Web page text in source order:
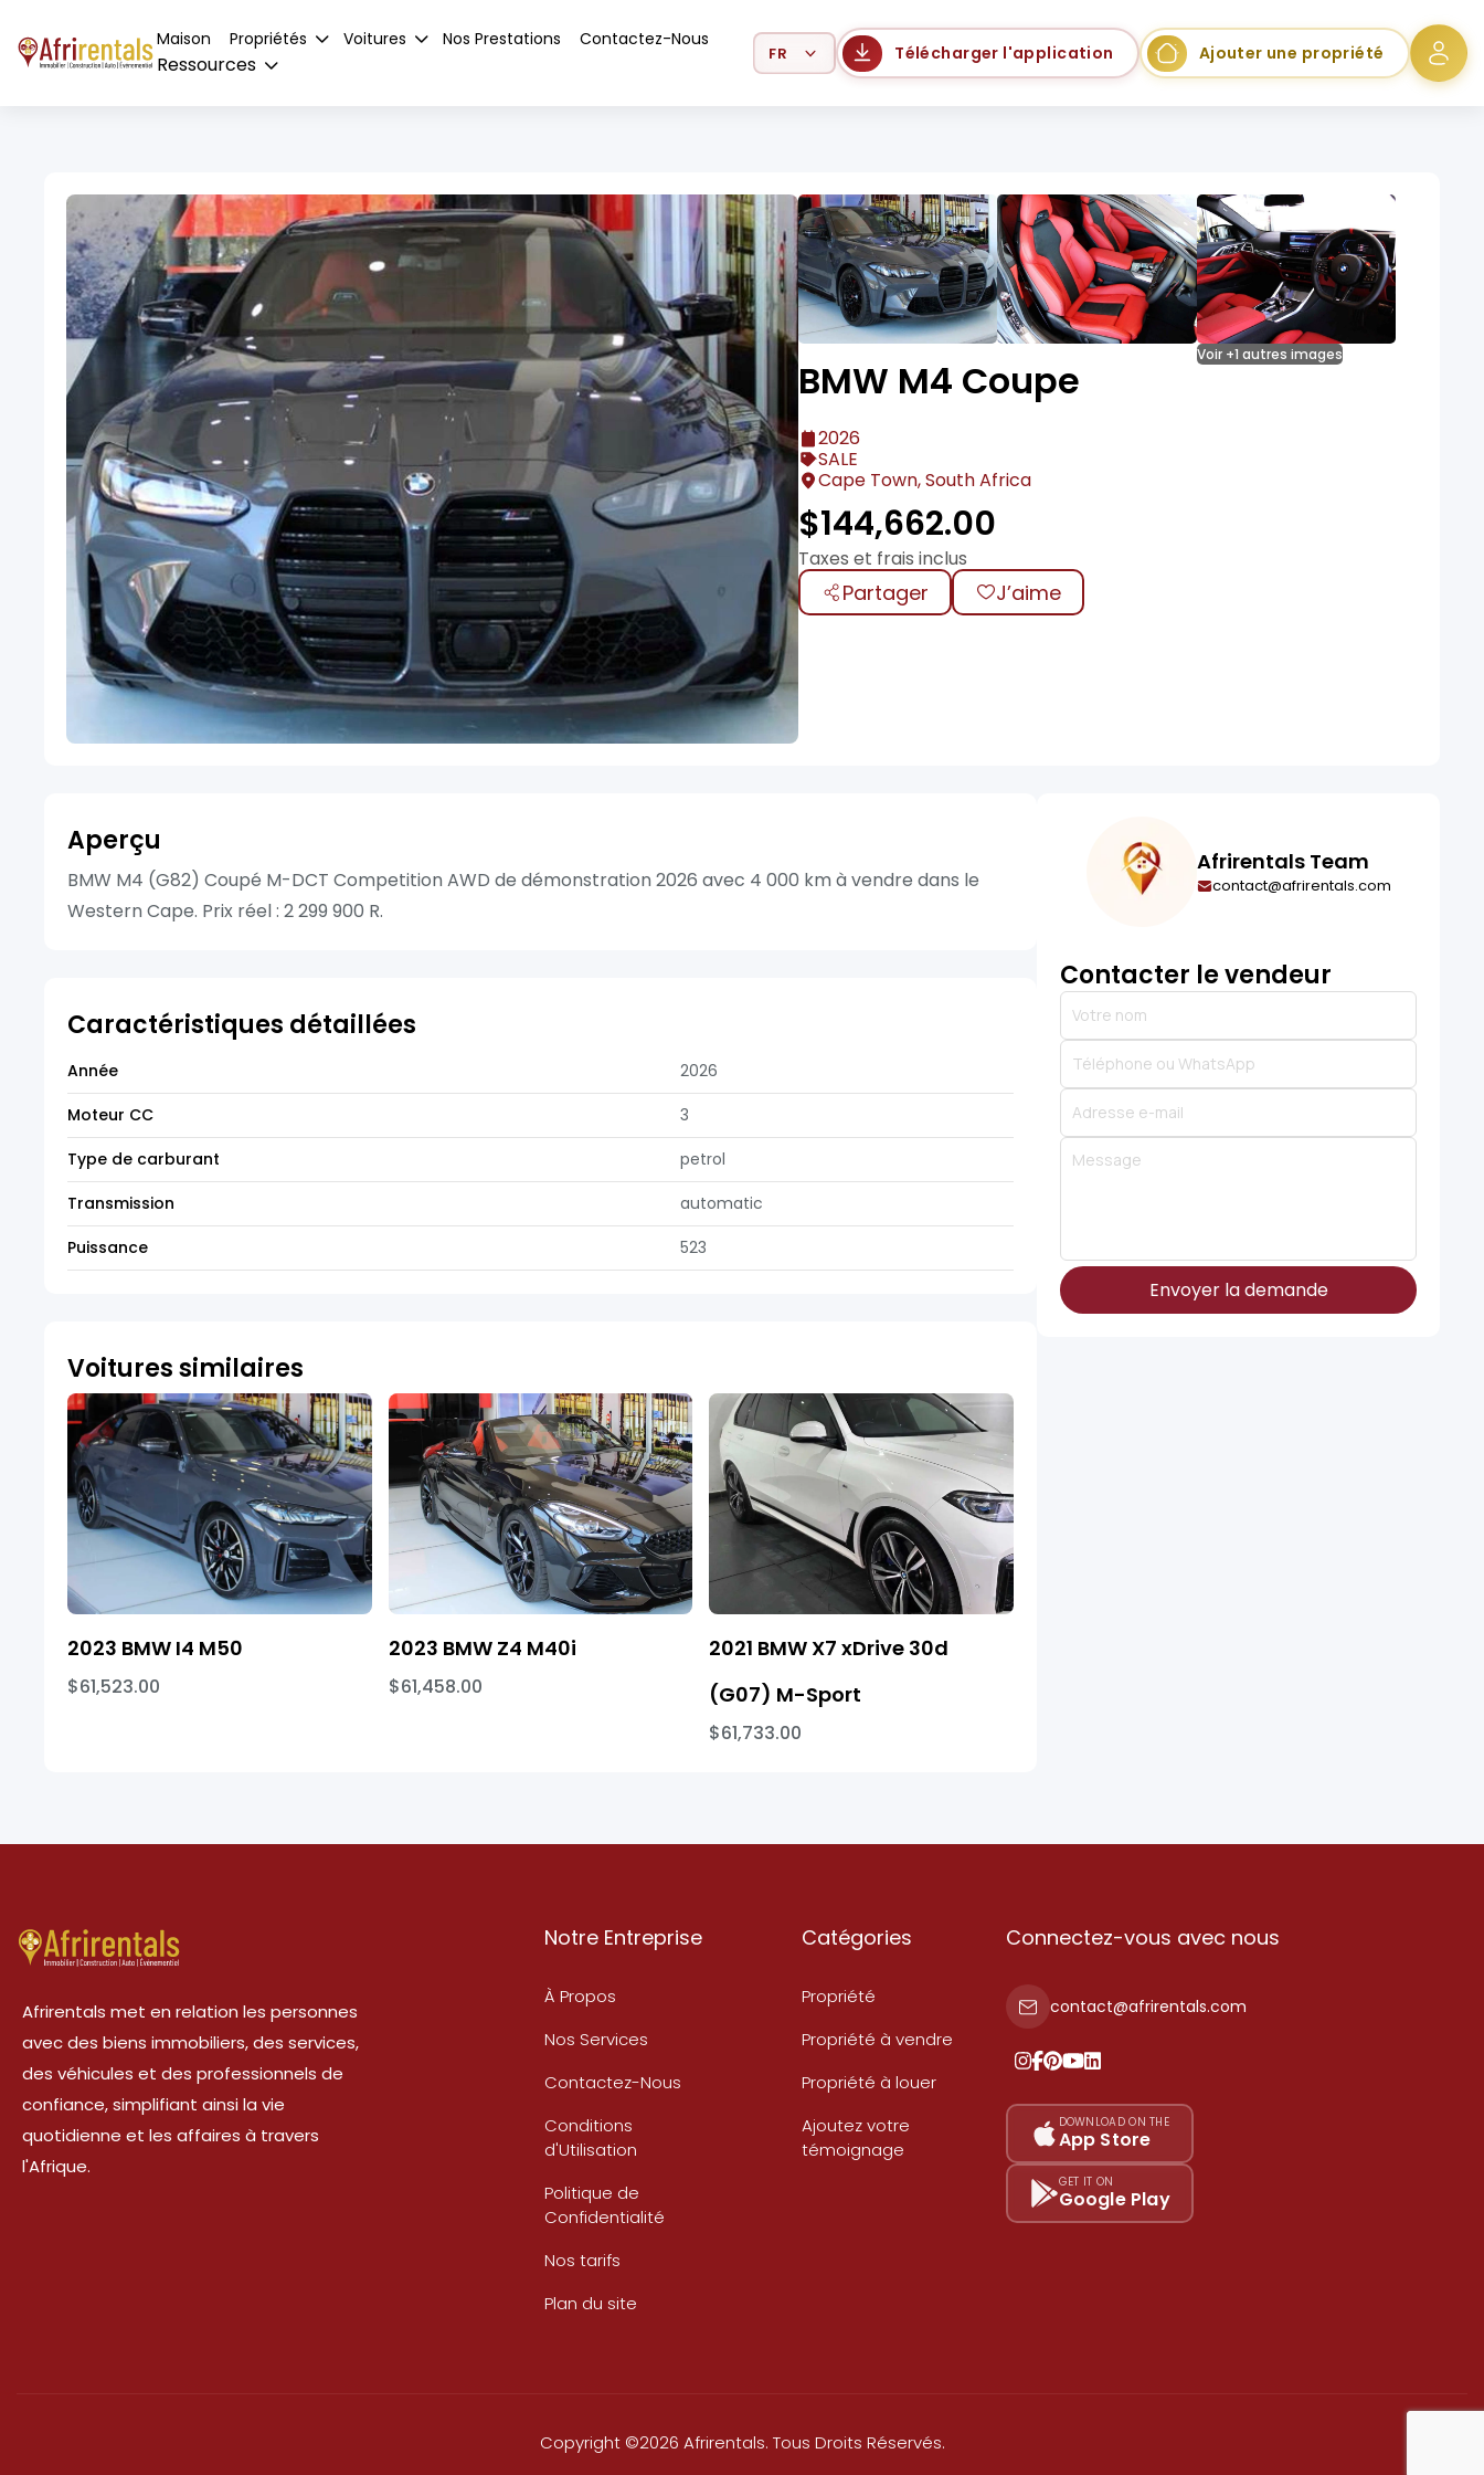
Maison Propriétés Voitures Nos Prestations Contactez-Nous
Ressources
Select Language Télécharger l'application Ajouter une propriété
Voir +1 autres images
BMW M4 Coupe
2026
SALE
Cape Town, South Africa
$144,662.00
Taxes et frais inclus
Partager J’aime
Aperçu
BMW M4 (G82) Coupé M-DCT Competition AWD de démonstration 2026 avec 4 000 km à vendre dans le
Western Cape. Prix réel : 2 299 900 R.
Caractéristiques détaillées
Année
2026
Moteur CC
3
Type de carburant
petrol
Transmission
automatic
Puissance
523
Voitures similaires
2023 BMW I4 M50
$61,523.00
2023 BMW Z4 M40i
$61,458.00
2021 BMW X7 xDrive 30d
(G07) M-Sport
$61,733.00
Afrirentals Team
contact@afrirentals.com
Contacter le vendeur
Envoyer la demande
Afrirentals met en relation les personnes
avec des biens immobiliers, des services,
des véhicules et des professionnels de
confiance, simplifiant ainsi la vie
quotidienne et les affaires à travers
l'Afrique.
Notre Entreprise
À Propos
Nos Services
Contactez-Nous
Conditions
d'Utilisation
Politique de
Confidentialité
Nos tarifs
Plan du site
Catégories
Propriété
Propriété à vendre
Propriété à louer
Ajoutez votre
témoignage
Connectez-vous avec nous
contact@afrirentals.com
DOWNLOAD ON THE
App Store
GET IT ON
Google Play
Copyright ©2026 Afrirentals. Tous Droits Réservés.